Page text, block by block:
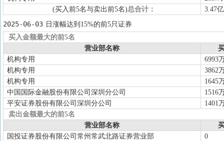
(买入前5名与卖出前5名)总合计： 3.47亿
2025-06-03 日涨幅达到15%的前5只证券
买入金额最大的前5名
营业部名称
机构专用
6993
机构专用
3862
机构专用
1645
中国国际金融股份有限公司深圳分公司
1516
平安证券股份有限公司深圳分公司
1401
卖出金额最大的前5名
营业部名称
国投证券股份有限公司常州常武北路证券营业部
0